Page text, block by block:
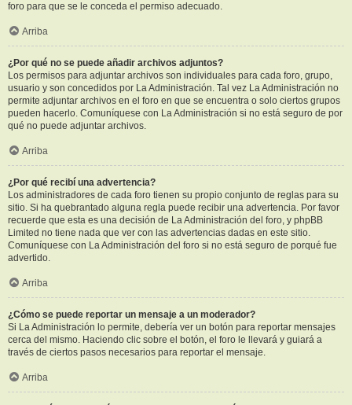
foro para que se le conceda el permiso adecuado.
Arriba
¿Por qué no se puede añadir archivos adjuntos?
Los permisos para adjuntar archivos son individuales para cada foro, grupo,
usuario y son concedidos por La Administración. Tal vez La Administración no
permite adjuntar archivos en el foro en que se encuentra o solo ciertos grupos
pueden hacerlo. Comuníquese con La Administración si no está seguro de por
qué no puede adjuntar archivos.
Arriba
¿Por qué recibí una advertencia?
Los administradores de cada foro tienen su propio conjunto de reglas para su
sitio. Si ha quebrantado alguna regla puede recibir una advertencia. Por favor
recuerde que esta es una decisión de La Administración del foro, y phpBB
Limited no tiene nada que ver con las advertencias dadas en este sitio.
Comuníquese con La Administración del foro si no está seguro de porqué fue
advertido.
Arriba
¿Cómo se puede reportar un mensaje a un moderador?
Si La Administración lo permite, debería ver un botón para reportar mensajes
cerca del mismo. Haciendo clic sobre el botón, el foro le llevará y guiará a
través de ciertos pasos necesarios para reportar el mensaje.
Arriba